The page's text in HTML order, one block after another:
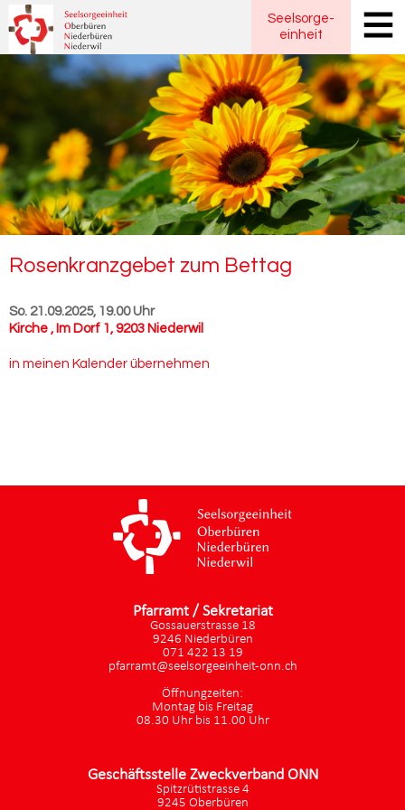
Seelsorge-
einheit
Ro­sen­kranz­ge­bet zum Bet­tag
So. 21.09.2025, 19.00 Uhr
Kirche , Im Dorf 1, 9203 Niederwil
in meinen Kalender übernehmen
Pfarramt / Sekretariat
Gossauerstrasse 18
9246 Niederbüren
071 422 13 19
pfarramt@seelsorgeeinheit-onn.ch
Öffnungzeiten:
Montag bis Freitag
08.30 Uhr bis 11.00 Uhr
Geschäftsstelle Zweckverband ONN
Spitzrütistrasse 4
9245 Oberbüren